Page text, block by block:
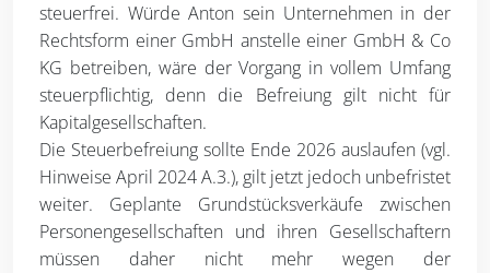
steuerfrei. Würde Anton sein Unternehmen in der
Rechtsform einer GmbH anstelle einer GmbH & Co
KG betreiben, wäre der Vorgang in vollem Umfang
steuerpflichtig, denn die Befreiung gilt nicht für
Kapitalgesellschaften.
Die Steuerbefreiung sollte Ende 2026 auslaufen (vgl.
Hinweise April 2024 A.3.), gilt jetzt jedoch unbefristet
weiter. Geplante Grundstücksverkäufe zwischen
Personengesellschaften und ihren Gesellschaftern
müssen daher nicht mehr wegen der